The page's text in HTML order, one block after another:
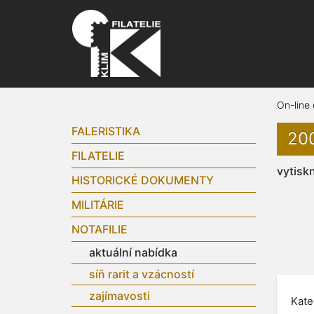
FALERISTIKA
FILATELIE
HISTORICKÉ DOKUMENTY
MILITÁRIE
NOTAFILIE
aktuální nabídka
síň rarit a vzácností
zajímavosti
On-line